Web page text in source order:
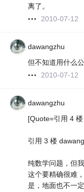
离了。
2010-07-12
dawangzhu
但不知道用什么
2010-07-12
dawangzhu
[Quote=引用 4
引用 3 楼
纯数学问题，但
这个要精确很难
是，地面也不一